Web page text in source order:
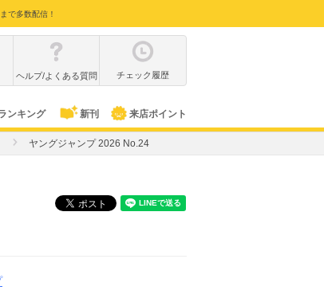
で多数配信！
ヘルプ/よくある質問 チェック履歴
ンキング 新刊 来店ポイント
ヤングジャンプ 2026 No.24